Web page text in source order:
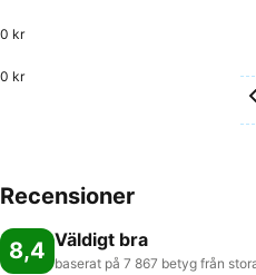
0 kr
0 kr
Recensioner
8,4 Väldigt bra
baserat på 7 867 betyg från